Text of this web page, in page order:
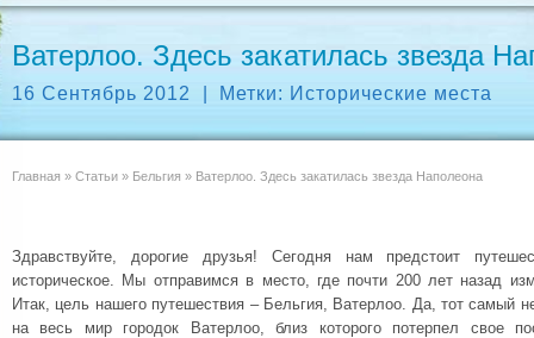
Ватерлоо. Здесь закатилась звезда
16 Сентябрь 2012 Метки: Исторические места
Главная » Статьи » Бельгия » Ватерлоо. Здесь закатилась звезда Наполеона
Здравствуйте, дорогие друзья! Сегодня нам предстоит
историческое. Мы отправимся в место, где почти 200 лет назад
Итак, цель нашего путешествия – Бельгия, Ватерлоо. Да, тот самый
на весь мир городок Ватерлоо, близ которого потерпел свое